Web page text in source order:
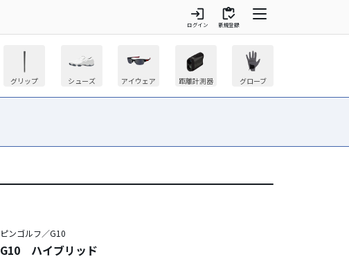
login
ログイン
inventory
新規登録
グリップ シューズ アイウェア 距離計測器 グローブ
ピンゴルフ／G10
G10 ハイブリッド